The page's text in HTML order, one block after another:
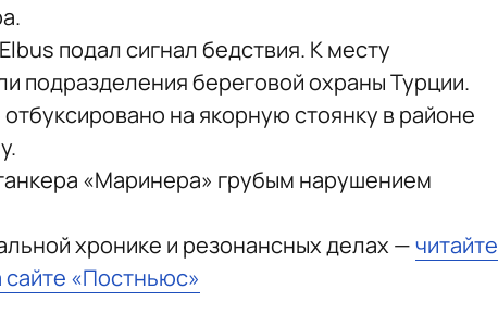
подал сигнал бедствия. К месту
подразделения береговой охраны Турции.
на якорную стоянку в районе
«Маринера» грубым нарушением
хронике и резонансных делах —читайте
«Постньюс»